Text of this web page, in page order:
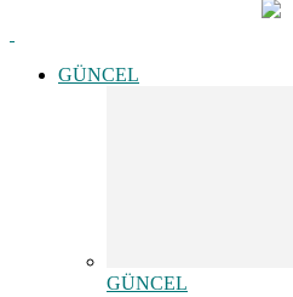
GÜNCEL
GÜNCEL